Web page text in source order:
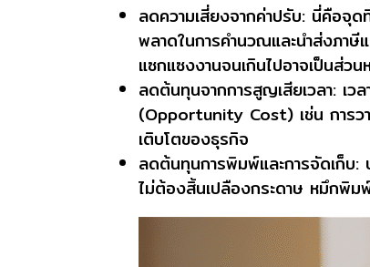
ลดความเสี่ยงจากค่าปรับ: นี่คือจุด
พลาดในการคำนวณและนำส่งภาษี
แซกแซงงานจนเกินไปอาจเป็นส่ว
ลดต้นทุนจากการสูญเสียเวลา: เว
(Opportunity Cost) เช่น การว
เติบโตของธุรกิจ
ลดต้นทุนการพิมพ์และการจัดเก็บ:
ไม่ต้องสิ้นเปลืองกระดาษ หมึกพิม